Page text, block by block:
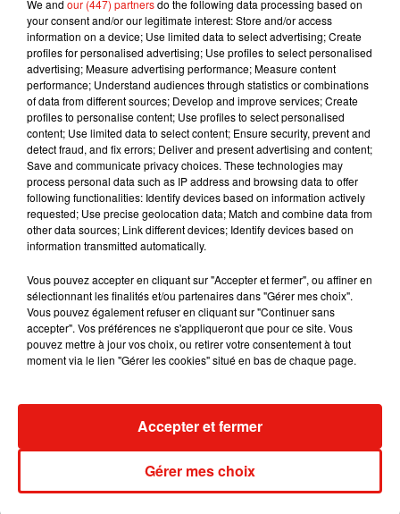
Publié : 3 juin 2021 à 13h17 par A.L.
Voir cette publication sur Instagram
Une publication partagée par KAROL G (@karolg)
"En réalité, il n'y a rien de tout cela, aucune réelle
rivalité", a continu é Karol G."J'ai eu l'occasion de
parler avec elle l'année dernière lorsqu'elle m'a
invité à lancer un projet, une de ses chansons, et
je l'admire beaucoup", a-t-elle expliqué, ajoutant
pense que c'est quelque chose que les gens ont
créé et qui a gagné en force parce que nous ne
sommes pas les artistes les plus proches, mais
il y a beaucoup d'admiration et de respect. Sa
Mundo Latino
We and our (447) partnersdo the following data processing based on
your consent and/or our legitimate interest: Store and/or access
information on a device; Use limited data to select advertising; Create
profiles for personalised advertising; Use profiles to select personalised
advertising; Measure advertising performance; Measure content
performance; Understand audiences through statistics or combinations
of data from different sources; Develop and improve services; Create
profiles to personalise content; Use profiles to select personalised
content; Use limited data to select content; Ensure security, prevent and
detect fraud, and fix errors; Deliver and present advertising and content;
Save and communicate privacy choices. These technologies may
process personal data such as IP address and browsing data to offer
following functionalities: Identify devices based on information actively
requested; Use precise geolocation data; Match and combine data from
other data sources; Link different devices; Identify devices based on
information transmitted automatically.
Vous pouvez accepter en cliquant sur "Accepter et fermer", ou affiner en
sélectionnant les finalités et/ou partenaires dans "Gérer mes choix".
Vous pouvez également refuser en cliquant sur "Continuer sans
accepter". Vos préférences ne s'appliqueront que pour ce site. Vous
pouvez mettre à jour vos choix, ou retirer votre consentement à tout
moment via le lien "Gérer les cookies" situé en bas de chaque page.
Gérer mes choix
Accepter et fermer